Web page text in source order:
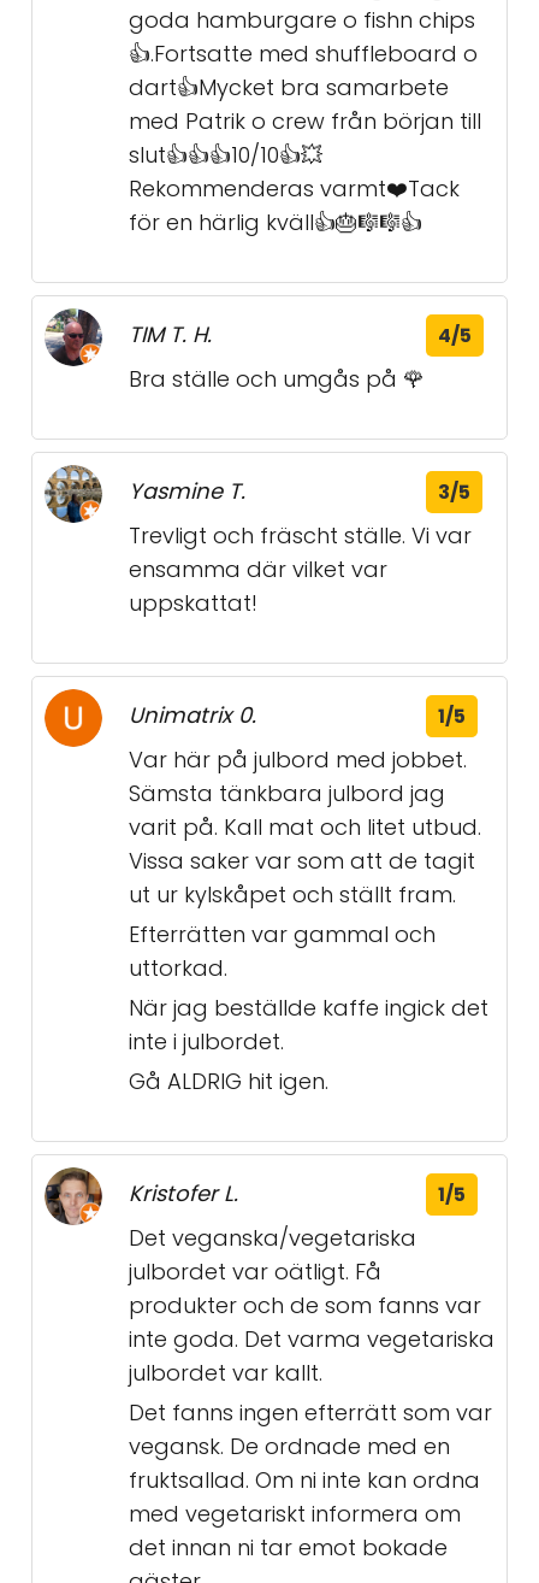
goda hamburgare o fishn chips
👍.Fortsatte med shuffleboard o
dart👍Mycket bra samarbete
med Patrik o crew från början till
slut👍👍👍10/10👍💥
Rekommenderas varmt❤️Tack
för en härlig kväll👍🎂🎼🎼👍
TIM T. H. 4/5
Bra ställe och umgås på 🌹
Yasmine T. 3/5
Trevligt och fräscht ställe. Vi var
ensamma där vilket var
uppskattat!
Unimatrix 0. 1/5
Var här på julbord med jobbet.
Sämsta tänkbara julbord jag
varit på. Kall mat och litet utbud.
Vissa saker var som att de tagit
ut ur kylskåpet och ställt fram.
Efterrätten var gammal och
uttorkad.
När jag beställde kaffe ingick det
inte i julbordet.
Gå ALDRIG hit igen.
Kristofer L. 1/5
Det veganska/vegetariska
julbordet var oätligt. Få
produkter och de som fanns var
inte goda. Det varma vegetariska
julbordet var kallt.
Det fanns ingen efterrätt som var
vegansk. De ordnade med en
fruktsallad. Om ni inte kan ordna
med vegetariskt informera om
det innan ni tar emot bokade